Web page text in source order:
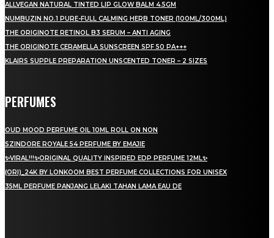
ALLVEGAN NATURAL TINTED LIP GLOW BALM 4.5GM
NUMBUZIN NO.1 PURE-FULL CALMING HERB TONER (100ML/300ML)
THE ORIGINOTE RETINOL B3 SERUM – ANTI AGING
THE ORIGINOTE CERAMELLA SUNSCREEN SPF 50 PA+++
KLAIRS SUPPLE PREPARATION UNSCENTED TONER – 2 SIZES
PERFUMES
OUD MOOD PERFUME OIL 10ML ROLL ON NON
SZINDORE ROYALE 54 PERFUME BY EMAJIE
✨VIRAL!!!✨ORIGINAL QUALITY INSPIRED EDP PERFUME 12ML✨
(ORI)_24K BY LONKOOM BEST PERFUME COLLECTIONS FOR UNISEX
35ML PERFUME PANJANG LELAKI TAHAN LAMA EAU DE